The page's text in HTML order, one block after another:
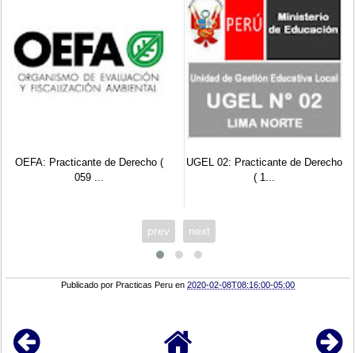
OEFA: Practicante de Derecho (
059 ...
UGEL 02: Practicante de Derecho
( 1...
prev next
Publicado porPracticas Peru en2020-02-08T08:16:00-05:00